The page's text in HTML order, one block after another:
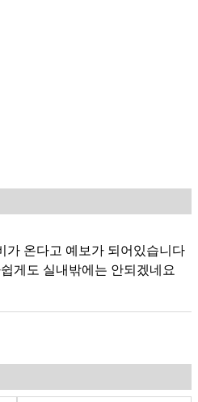
가 온다고 예보가 되어있습니다
게도 실내밖에는 안되겠네요